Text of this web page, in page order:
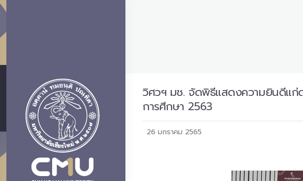
วิศวฯ มช. จัดพิธีแสดงความยินดีแก่
การศึกษา 2563
26 มกราคม 2565